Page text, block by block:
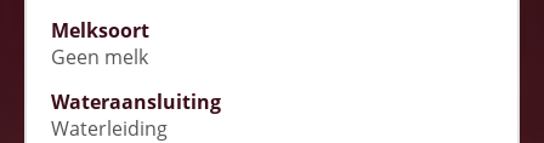
Melksoort
Geen melk
Wateraansluiting
Waterleiding